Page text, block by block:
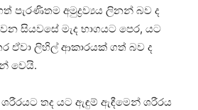
පැරණිතම අමුද්‍රව්‍යය ලිනන් බව ද
සියවසේ මැද භාගයට පෙර, යට
ඒවා ලිහිල් ආකාරයක් ගත් බව ද
වෙයි.
තද යට ඇඳුම් ඇඳීමෙන් ශරීරය